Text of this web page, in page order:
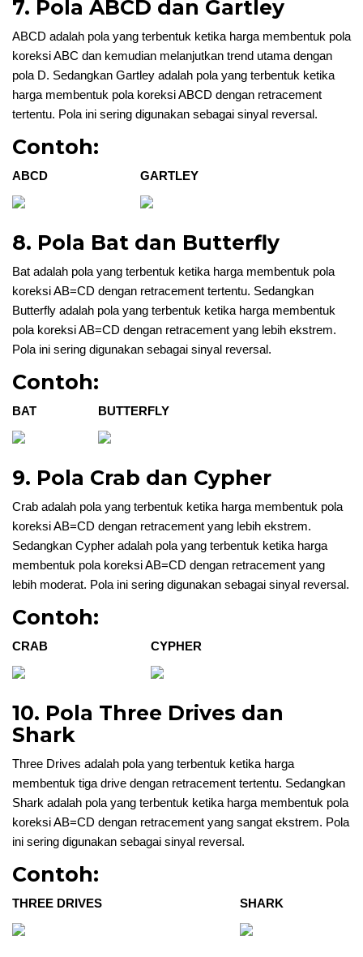
7. Pola ABCD dan Gartley
ABCD adalah pola yang terbentuk ketika harga membentuk pola
koreksi ABC dan kemudian melanjutkan trend utama dengan
pola D. Sedangkan Gartley adalah pola yang terbentuk ketika
harga membentuk pola koreksi ABCD dengan retracement
tertentu. Pola ini sering digunakan sebagai sinyal reversal.
Contoh:
ABCD GARTLEY
8. Pola Bat dan Butterfly
Bat adalah pola yang terbentuk ketika harga membentuk pola
koreksi AB=CD dengan retracement tertentu. Sedangkan
Butterfly adalah pola yang terbentuk ketika harga membentuk
pola koreksi AB=CD dengan retracement yang lebih ekstrem.
Pola ini sering digunakan sebagai sinyal reversal.
Contoh:
BAT BUTTERFLY
9. Pola Crab dan Cypher
Crab adalah pola yang terbentuk ketika harga membentuk pola
koreksi AB=CD dengan retracement yang lebih ekstrem.
Sedangkan Cypher adalah pola yang terbentuk ketika harga
membentuk pola koreksi AB=CD dengan retracement yang
lebih moderat. Pola ini sering digunakan sebagai sinyal reversal.
Contoh:
CRAB CYPHER
10. Pola Three Drives dan
Shark
Three Drives adalah pola yang terbentuk ketika harga
membentuk tiga drive dengan retracement tertentu. Sedangkan
Shark adalah pola yang terbentuk ketika harga membentuk pola
koreksi AB=CD dengan retracement yang sangat ekstrem. Pola
ini sering digunakan sebagai sinyal reversal.
Contoh:
THREE DRIVES SHARK